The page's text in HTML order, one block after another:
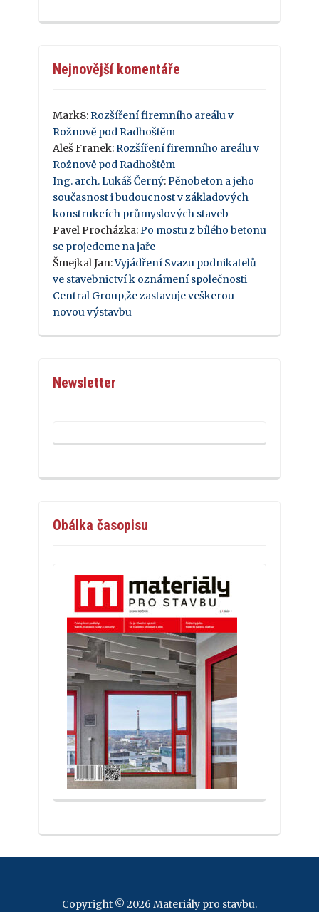
Nejnovější komentáře
Mark8: Rozšíření firemního areálu v
Rožnově pod Radhoštěm
Aleš Franek: Rozšíření firemního areálu v
Rožnově pod Radhoštěm
Ing. arch. Lukáš Černý: Pěnobeton a jeho
současnost i budoucnost v základových
konstrukcích průmyslových staveb
Pavel Procházka: Po mostu z bílého betonu
se projedeme na jaře
Šmejkal Jan:Vyjádření Svazu podnikatelů
ve stavebnictví k oznámení společnosti
Central Group,že zastavuje veškerou
novou výstavbu
Newsletter
Obálka časopisu
Copyright © 2026 Materiály pro stavbu.